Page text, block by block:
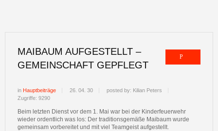
MAIBAUM AUFGESTELLT –
GEMEINSCHAFT GEPFLEGT
in Hauptbeiträge 26. 04. 30
posted by: Kilian Peters
Zugriffe: 9290
Beim letzten Dienst vor dem 1. Mai war bei der Kinderfeuerwehr
wieder ordentlich was los: Der traditionsgemäße Maibaum wurde
gemeinsam vorbereitet und mit viel Teamgeist aufgestellt.